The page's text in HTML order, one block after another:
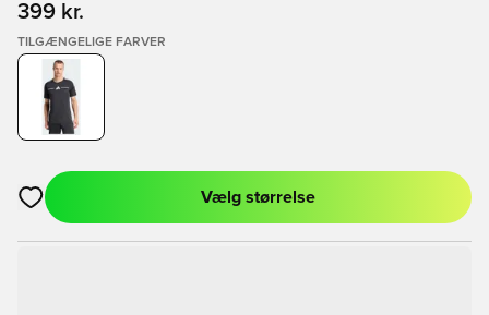
399 kr.
TILGÆNGELIGE FARVER
Åbner en Modal til at logge ind eller tilmelde dig som medlem
Vælg størrelse